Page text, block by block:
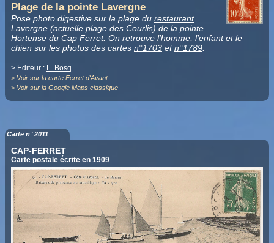
Plage de la pointe Lavergne
Pose photo digestive sur la plage du restaurant
Lavergne (actuelle plage des Courlis) de la pointe
Hortense du Cap Ferret. On retrouve l'homme, l'enfant et le
chien sur les photos des cartes n°1703 etn°1789
> Editeur : L. Bosq
> Voir sur la carte Ferret d'Avant
> Voir sur la Google Maps classique
Carte n° 2011
CAP-FERRET
Carte postale écrite en 1909